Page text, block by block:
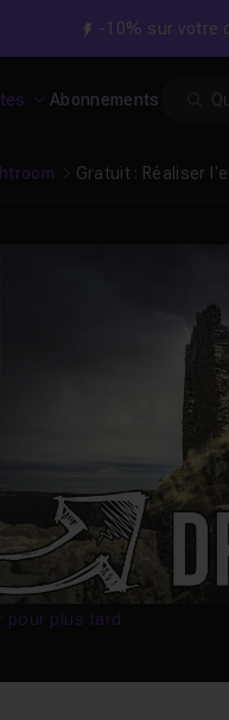
-10% sur votre
Abonnements
Gratuit : Réaliser
pour plus tard